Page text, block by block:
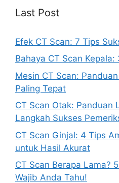
Last Post
Efek CT Scan: 7 Tips
Bahaya CT Scan
Mesin CT Scan:
Paling Tepat
CT Scan Otak: Panduan
Langkah Sukses
CT Scan Ginjal: 4 Tips
untuk Hasil Akurat
CT Scan Berapa Lama?
Wajib Anda Tahu!